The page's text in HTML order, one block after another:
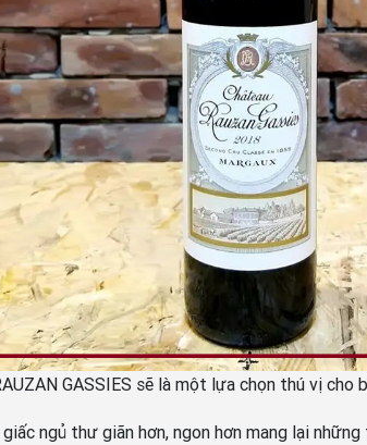
GASSIES sẽ là một lựa chọn thú vị cho
ngủ thư giãn hơn, ngon hơn mang lại